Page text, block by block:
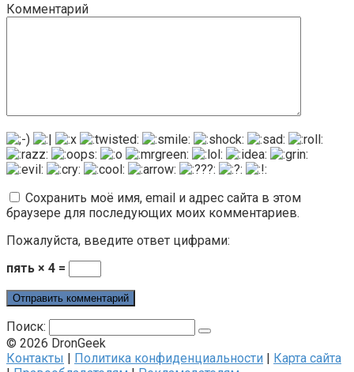
Комментарий
Сохранить моё имя, email и адрес сайта в этом
браузере для последующих моих комментариев.
Пожалуйста, введите ответ цифрами:
пять × 4 =
Поиск:
© 2026 DronGeek
Контакты | Политика конфиденциальности | Карта сайта